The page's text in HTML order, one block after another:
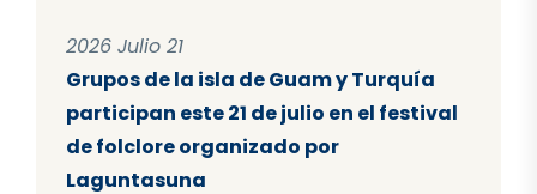
2026 Julio 21
Grupos de la isla de Guam y Turquía
participan este 21 de julio en el festival
de folclore organizado por
Laguntasuna